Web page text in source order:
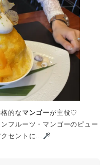
的な マンゴーが主役♡
フルーツ・マンゴーのピュー
クセントに…